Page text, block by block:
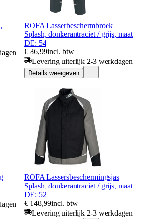
ROFA Lasserbeschermbroek
Splash, donkerantraciet / grijs, maat
DE: 54
€ 86,99incl. btw
Levering uiterlijk 2-3 werkdagen
Details weergeven
ROFA Lassersbeschermingsjas
Splash, donkerantraciet / grijs, maat
DE: 52
€ 148,99incl. btw
Levering uiterlijk 2-3 werkdagen